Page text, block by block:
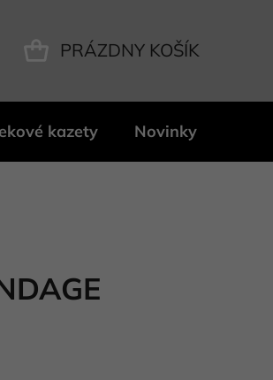
PRÁZDNY KOŠÍK
kazety Novinky